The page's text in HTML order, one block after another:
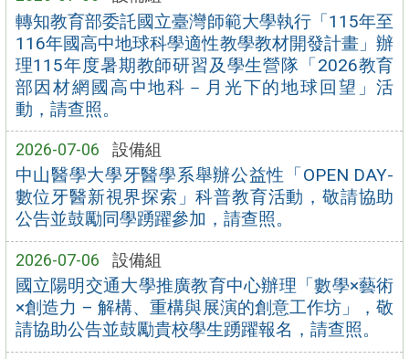
轉知教育部委託國立臺灣師範大學執行「115年至
116年國高中地球科學適性教學教材開發計畫」辦
理115年度暑期教師研習及學生營隊「2026教育
部因材網國高中地科－月光下的地球回望」活
動，請查照。
2026-07-06 設備組
中山醫學大學牙醫學系舉辦公益性「OPEN DAY-
數位牙醫新視界探索」科普教育活動，敬請協助
公告並鼓勵同學踴躍參加，請查照。
2026-07-06 設備組
國立陽明交通大學推廣教育中心辦理「數學×藝術
×創造力 – 解構、重構與展演的創意工作坊」，敬
請協助公告並鼓勵貴校學生踴躍報名，請查照。